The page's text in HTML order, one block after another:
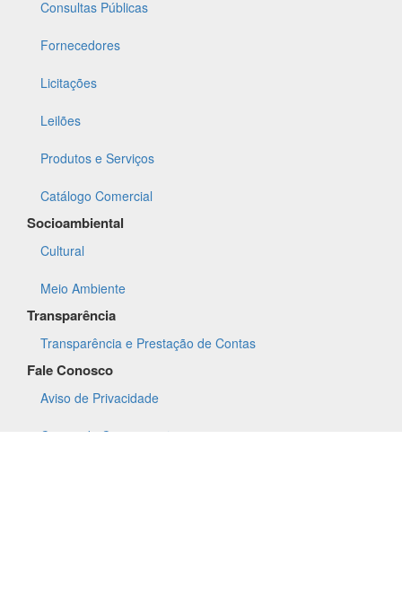
Consultas Públicas
Fornecedores
Licitações
Leilões
Produtos e Serviços
Catálogo Comercial
Socioambiental
Cultural
Meio Ambiente
Transparência
Transparência e Prestação de Contas
Fale Conosco
Aviso de Privacidade
Canais de Comunicação